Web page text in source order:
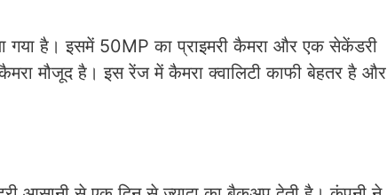
गया है। इसमें 50MP का प्राइमरी कैमरा और एक सेकेंडरी
मौजूद है। इस रेंज में कैमरा क्वालिटी काफी बेहतर है और